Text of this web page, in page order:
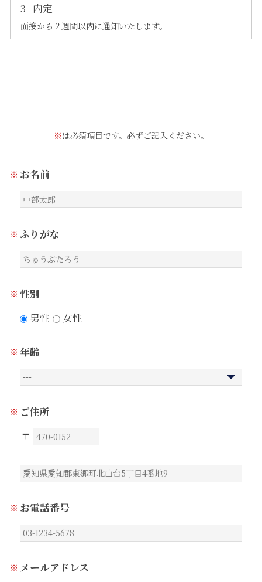
3 内定
面接から２週間以内に通知いたします。
※は必須項目です。必ずご記入ください。
お名前
ふりがな
性別
男性
女性
年齢
ご住所
お電話番号
メールアドレス